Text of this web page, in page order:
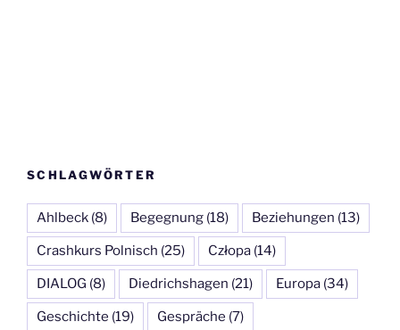
SCHLAGWÖRTER
Ahlbeck (8) Begegnung (18) Beziehungen (13)
Crashkurs Polnisch (25) Człopa (14)
DIALOG (8) Diedrichshagen (21) Europa (34)
Geschichte (19) Gespräche (7)